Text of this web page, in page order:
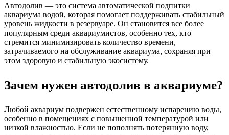
Автодолив — это система автоматической подпитки
аквариума водой, которая помогает поддерживать стабильный
уровень жидкости в резервуаре. Он становится все более
популярным среди аквариумистов, особенно тех, кто
стремится минимизировать количество времени,
затрачиваемого на обслуживание аквариума, сохраняя при
этом здоровую и стабильную экосистему.
Зачем нужен автодолив в аквариуме?
Любой аквариум подвержен естественному испарению воды,
особенно в помещениях с повышенной температурой или
низкой влажностью. Если не пополнять потерянную воду,